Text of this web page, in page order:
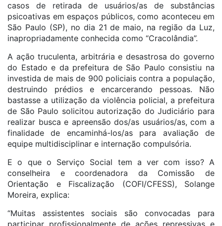
casos de retirada de usuários/as de substâncias
psicoativas em espaços públicos, como aconteceu em
São Paulo (SP), no dia 21 de maio, na região da Luz,
inapropriadamente conhecida como “Cracolândia”.
A ação truculenta, arbitrária e desastrosa do governo
do Estado e da prefeitura de São Paulo consistiu na
investida de mais de 900 policiais contra a população,
destruindo prédios e encarcerando pessoas. Não
bastasse a utilização da violência policial, a prefeitura
de São Paulo solicitou autorização do Judiciário para
realizar busca e apreensão dos/as usuários/as, com a
finalidade de encaminhá-los/as para avaliação de
equipe multidisciplinar e internação compulsória.
E o que o Serviço Social tem a ver com isso? A
conselheira e coordenadora da Comissão de
Orientação e Fiscalização (COFI/CFESS), Solange
Moreira, explica:
“Muitas assistentes sociais são convocadas para
participar profissionalmente de ações repressivas e